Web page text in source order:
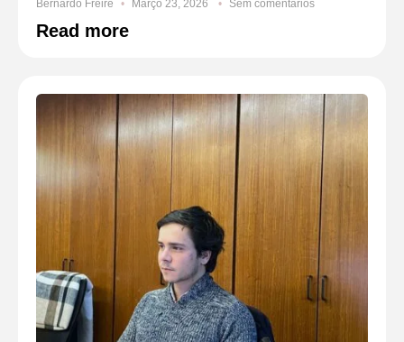
Bernardo Freire Março 23, 2026 Sem comentários
Read more